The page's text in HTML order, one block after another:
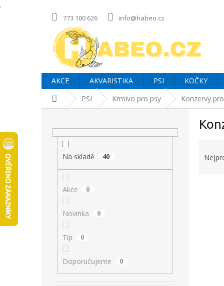
.
773 100 626 info@habeo.cz
AKCE AKVARISTIKA PSI KOČKY
Domů PSI Krmivo pro psy Konzervy
Na skladě 40
Akce 0
Novinka 0
Tip 0
Doporučujeme 0